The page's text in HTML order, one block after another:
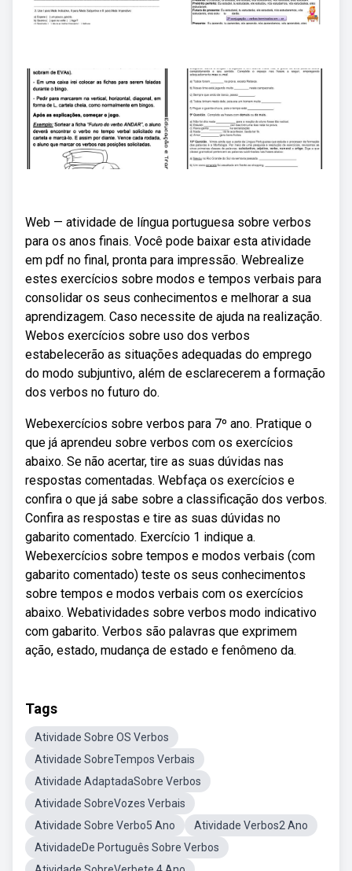
Web — atividade de língua portuguesa sobre verbos
para os anos finais. Você pode baixar esta atividade
em pdf no final, pronta para impressão. Webrealize
estes exercícios sobre modos e tempos verbais para
consolidar os seus conhecimentos e melhorar a sua
aprendizagem. Caso necessite de ajuda na realização.
Webos exercícios sobre uso dos verbos
estabelecerão as situações adequadas do emprego
do modo subjuntivo, além de esclarecerem a formação
dos verbos no futuro do.
Webexercícios sobre verbos para 7º ano. Pratique o
que já aprendeu sobre verbos com os exercícios
abaixo. Se não acertar, tire as suas dúvidas nas
respostas comentadas. Webfaça os exercícios e
confira o que já sabe sobre a classificação dos verbos.
Confira as respostas e tire as suas dúvidas no
gabarito comentado. Exercício 1 indique a.
Webexercícios sobre tempos e modos verbais (com
gabarito comentado) teste os seus conhecimentos
sobre tempos e modos verbais com os exercícios
abaixo. Webatividades sobre verbos modo indicativo
com gabarito. Verbos são palavras que exprimem
ação, estado, mudança de estado e fenômeno da.
Tags
Atividade Sobre OS Verbos
Atividade SobreTempos Verbais
Atividade AdaptadaSobre Verbos
Atividade SobreVozes Verbais
Atividade Sobre Verbo5 Ano
Atividade Verbos2 Ano
AtividadeDe Português Sobre Verbos